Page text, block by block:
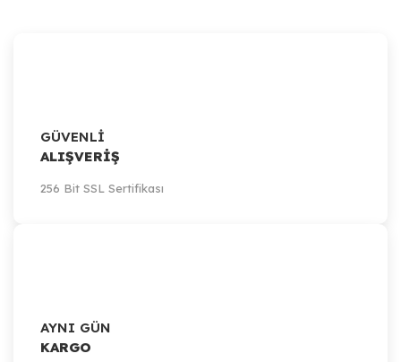
GÜVENLİ
ALIŞVERİŞ
256 Bit SSL Sertifikası
AYNI GÜN
KARGO